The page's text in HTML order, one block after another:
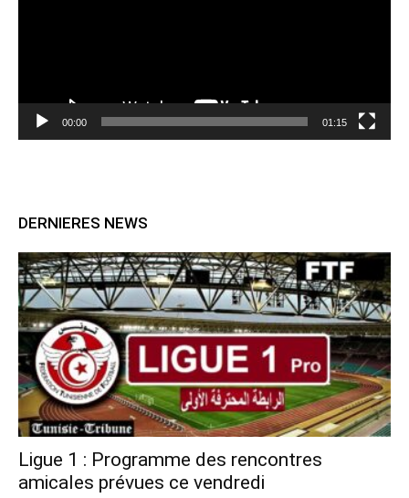
00:00 01:15
DERNIERES NEWS
Ligue 1 : Programme des rencontres
amicales prévues ce vendredi